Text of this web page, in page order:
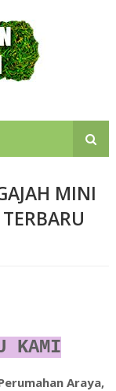
MINI
KAMI
Araya,